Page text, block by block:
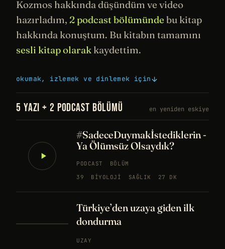
Kozmos hakkında düşündüm ve video
hazırladım, 2 podcast bölümünde bu kitap
hakkında konuştum. Bu kitabın tamamını
sesli kitap olarak kaydettim.
okumak, izlemek ve dinlemek için
5 YAZI + 2 PODCAST BÖLÜMÜ en yeniden eskiye
#SadeceDuymakİstediklerin -
Ya Ölümsüz Olsaydık?
PODCAST
BÖLÜM
39
BIYOLOJI SAĞLIK 27 DK
Türkiye’den uzaya giden ilk
dondurma
UZAY